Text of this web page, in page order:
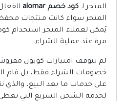
المتجر لـ كود خصمalomar
المتجر سواء كانت منتجات
يُمكن لعملاء المتجر استخدام
مرة عند عملية الشراء.
لم تتوقف امتيازات كوبون
خصومات الشراء فقط، بل قام
على خدمات ما بعد البيع، والذي
لخدمة الشحن السريع التي تغطى